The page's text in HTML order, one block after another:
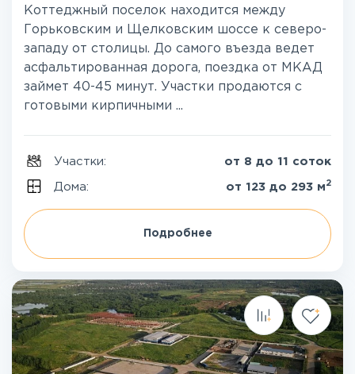
Коттеджный поселок находится между
Горьковским и Щелковским шоссе к северо-
западу от столицы. До самого въезда ведет
асфальтированная дорога, поездка от МКАД
займет 40-45 минут. Участки продаются с
готовыми кирпичными ...
Участки: от 8 до 11 соток
Дома: от 123 до 293 м 2
Подробнее